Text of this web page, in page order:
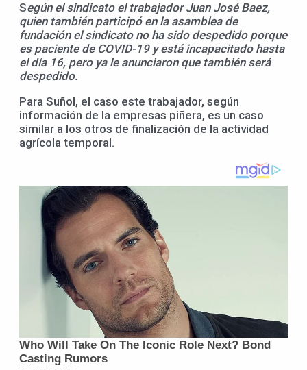
Según el sindicato el trabajador Juan José Baez,
quien también participó en la asamblea de
fundación el sindicato no ha sido despedido porque
es paciente de COVID-19 y está incapacitado hasta
el día 16, pero ya le anunciaron que también será
despedido.
Para Suñol, el caso este trabajador, según
información de la empresas piñera, es un caso
similar a los otros de finalización de la actividad
agrícola temporal.